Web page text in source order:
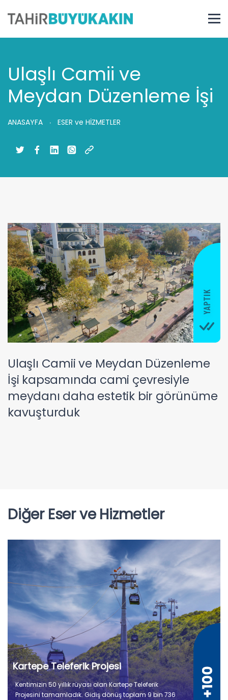
Ulaşlı Camii ve
Meydan Düzenleme İşi
ANASAYFA ESER ve HİZMETLER
Ulaşlı Camii ve Meydan Düzenleme
İşi kapsamında cami çevresiyle
meydanı daha estetik bir görünüme
kavuşturduk
Diğer Eser ve Hizmetler
Kartepe Teleferik Projesi
Kentimizin 50 yıllık rüyası olan Kartepe Teleferik
Projesini tamamladık. Gidiş dönüş toplam 9 bin 736